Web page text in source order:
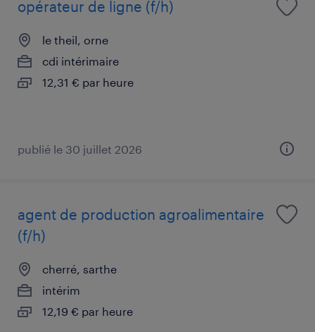
opérateur de ligne (f/h)
le theil, orne
cdi intérimaire
12,31 € par heure
publié le 30 juillet 2026
agent de production agroalimentaire
(f/h)
cherré, sarthe
intérim
12,19 € par heure